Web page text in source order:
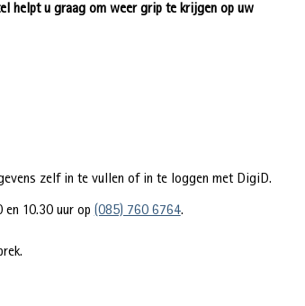
helpt u graag om weer grip te krijgen op uw
zelf in te vullen of in te loggen met DigiD.
en 10.30 uur op (085) 760 6764.